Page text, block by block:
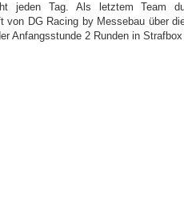
jeden Tag. Als letztem Team
von DG Racing by Messebau über
Anfangsstunde 2 Runden in